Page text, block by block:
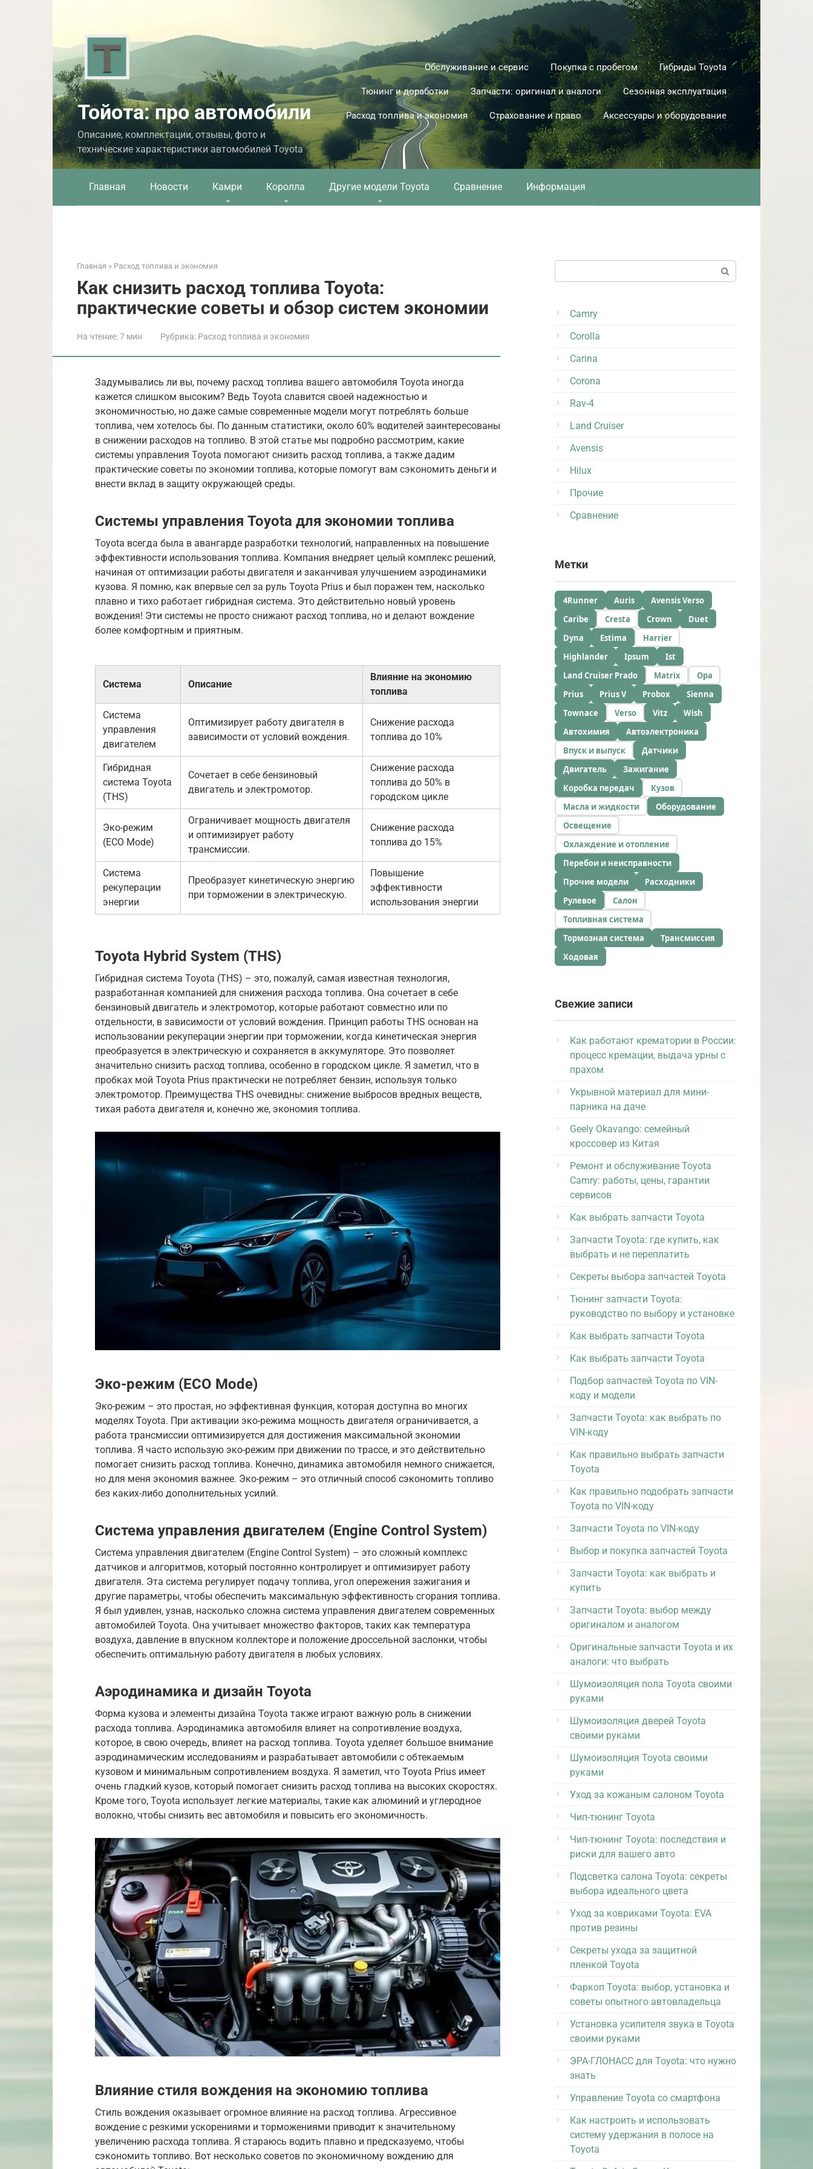
Тойота: про автомобили
Описание, комплектации, отзывы, фото и
технические характеристики автомобилей Toyota
Обслуживание и сервис Покупка с пробегом Гибриды Toyota
Тюнинг и доработки Запчасти: оригинал и аналоги Сезонная эксплуатация
Расход топлива и экономия Страхование и право Аксессуары и оборудование
Главная Новости Камри Королла Другие модели Toyota Сравнение Информация
Главная » Расход топлива и экономия
Как снизить расход топлива Toyota:
практические советы и обзор систем экономии
На чтение:7 мин Рубрика: Расход топлива и экономия
Задумывались ли вы, почему расход топлива вашего автомобиля Toyota иногда
кажется слишком высоким? Ведь Toyota славится своей надежностью и
экономичностью, но даже самые современные модели могут потреблять больше
топлива, чем хотелось бы. По данным статистики, около 60% водителей заинтересованы
в снижении расходов на топливо. В этой статье мы подробно рассмотрим, какие
системы управления Toyota помогают снизить расход топлива, а также дадим
практические советы по экономии топлива, которые помогут вам сэкономить деньги и
внести вклад в защиту окружающей среды.
Системы управления Toyota для экономии топлива
Toyota всегда была в авангарде разработки технологий, направленных на повышение
эффективности использования топлива. Компания внедряет целый комплекс решений,
начиная от оптимизации работы двигателя и заканчивая улучшением аэродинамики
кузова. Я помню, как впервые сел за руль Toyota Prius и был поражен тем, насколько
плавно и тихо работает гибридная система. Это действительно новый уровень
вождения! Эти системы не просто снижают расход топлива, но и делают вождение
более комфортным и приятным.
Система Описание
Влияние на экономию
топлива
Система
управления
двигателем
Оптимизирует работу двигателя в
зависимости от условий вождения.
Снижение расхода
топлива до 10%
Гибридная
система Toyota
(THS)
Сочетает в себе бензиновый
двигатель и электромотор.
Снижение расхода
топлива до 50% в
городском цикле
Эко-режим
(ECO Mode)
Ограничивает мощность двигателя
и оптимизирует работу
трансмиссии.
Снижение расхода
топлива до 15%
Система
рекуперации
энергии
Преобразует кинетическую энергию
при торможении в электрическую.
Повышение
эффективности
использования энергии
Toyota Hybrid System (THS)
Гибридная система Toyota (THS) – это, пожалуй, самая известная технология,
разработанная компанией для снижения расхода топлива. Она сочетает в себе
бензиновый двигатель и электромотор, которые работают совместно или по
отдельности, в зависимости от условий вождения. Принцип работы THS основан на
использовании рекуперации энергии при торможении, когда кинетическая энергия
преобразуется в электрическую и сохраняется в аккумуляторе. Это позволяет
значительно снизить расход топлива, особенно в городском цикле. Я заметил, что в
пробках мой Toyota Prius практически не потребляет бензин, используя только
электромотор. Преимущества THS очевидны: снижение выбросов вредных веществ,
тихая работа двигателя и, конечно же, экономия топлива.
Эко-режим (ECO Mode)
Эко-режим – это простая, но эффективная функция, которая доступна во многих
моделях Toyota. При активации эко-режима мощность двигателя ограничивается, а
работа трансмиссии оптимизируется для достижения максимальной экономии
топлива. Я часто использую эко-режим при движении по трассе, и это действительно
помогает снизить расход топлива. Конечно, динамика автомобиля немного снижается,
но для меня экономия важнее. Эко-режим – это отличный способ сэкономить топливо
без каких-либо дополнительных усилий.
Система управления двигателем (Engine Control System)
Система управления двигателем (Engine Control System) – это сложный комплекс
датчиков и алгоритмов, который постоянно контролирует и оптимизирует работу
двигателя. Эта система регулирует подачу топлива, угол опережения зажигания и
другие параметры, чтобы обеспечить максимальную эффективность сгорания топлива.
Я был удивлен, узнав, насколько сложна система управления двигателем современных
автомобилей Toyota. Она учитывает множество факторов, таких как температура
воздуха, давление в впускном коллекторе и положение дроссельной заслонки, чтобы
обеспечить оптимальную работу двигателя в любых условиях.
Аэродинамика и дизайн Toyota
Форма кузова и элементы дизайна Toyota также играют важную роль в снижении
расхода топлива. Аэродинамика автомобиля влияет на сопротивление воздуха,
которое, в свою очередь, влияет на расход топлива. Toyota уделяет большое внимание
аэродинамическим исследованиям и разрабатывает автомобили с обтекаемым
кузовом и минимальным сопротивлением воздуха. Я заметил, что Toyota Prius имеет
очень гладкий кузов, который помогает снизить расход топлива на высоких скоростях.
Кроме того, Toyota использует легкие материалы, такие как алюминий и углеродное
волокно, чтобы снизить вес автомобиля и повысить его экономичность.
Влияние стиля вождения на экономию топлива
Стиль вождения оказывает огромное влияние на расход топлива. Агрессивное
вождение с резкими ускорениями и торможениями приводит к значительному
увеличению расхода топлива. Я стараюсь водить плавно и предсказуемо, чтобы
сэкономить топливо. Вот несколько советов по экономичному вождению для
Camry
Corolla
Carina
Corona
Rav-4
Land Cruiser
Avensis
Hilux
Прочие
Сравнение
Метки
4Runner Auris
Avensis Verso
Caribe
Cresta Crown
Duet
Dyna
Estima
Harrier
Highlander
Ipsum
Ist
Land Cruiser Prado
Matrix
Opa
Prius
Prius V Probox
Sienna
Townace
Verso Vitz
Wish
Автохимия
Автоэлектроника
Впуск и выпуск
Датчики
Двигатель
Зажигание
Коробка передач
Кузов
Масла и жидкости
Оборудование
Освещение
Охлаждение и отопление
Перебои и неисправности
Прочие модели
Расходники
Рулевое
Салон
Топливная система
Тормозная система
Трансмиссия
Ходовая
Свежие записи
Как работают крематории в России:
процесс кремации, выдача урны с
прахом
Укрывной материал для мини-
парника на даче
Geely Okavango: семейный
кроссовер из Китая
Ремонт и обслуживание Toyota
Camry: работы, цены, гарантии
сервисов
Как выбрать запчасти Toyota
Запчасти Toyota: где купить, как
выбрать и не переплатить
Секреты выбора запчастей Toyota
Тюнинг запчасти Toyota:
руководство по выбору и установке
Как выбрать запчасти Toyota
Как выбрать запчасти Toyota
Подбор запчастей Toyota по VIN-
коду и модели
Запчасти Toyota: как выбрать по
VIN-коду
Как правильно выбрать запчасти
Toyota
Как правильно подобрать запчасти
Toyota по VIN-коду
Запчасти Toyota по VIN-коду
Выбор и покупка запчастей Toyota
Запчасти Toyota: как выбрать и
купить
Запчасти Toyota: выбор между
оригиналом и аналогом
Оригинальные запчасти Toyota и их
аналоги: что выбрать
Шумоизоляция пола Toyota своими
руками
Шумоизоляция дверей Toyota
своими руками
Шумоизоляция Toyota своими
руками
Уход за кожаным салоном Toyota
Чип-тюнинг Toyota
Чип-тюнинг Toyota: последствия и
риски для вашего авто
Подсветка салона Toyota: секреты
выбора идеального цвета
Уход за ковриками Toyota: EVA
против резины
Секреты ухода за защитной
пленкой Toyota
Фаркоп Toyota: выбор, установка и
советы опытного автовладельца
Установка усилителя звука в Toyota
своими руками
ЭРА-ГЛОНАСС для Toyota: что нужно
знать
Управление Toyota со смартфона
Как настроить и использовать
систему удержания в полосе на
Toyota